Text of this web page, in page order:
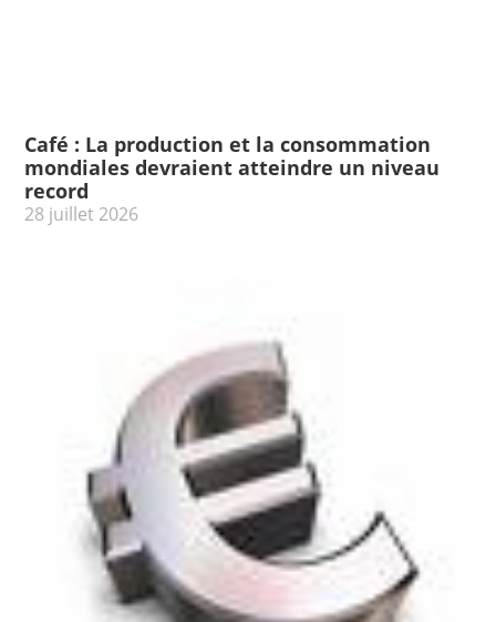
Café : La production et la consommation
mondiales devraient atteindre un niveau
record
28 juillet 2026